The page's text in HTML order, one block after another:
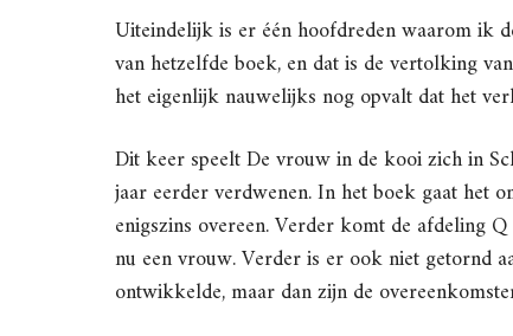
Uiteindelijk is er één hoofdreden waarom ik
van hetzelfde boek, en dat is de vertolking
het eigenlijk nauwelijks nog opvalt dat het
Dit keer speelt De vrouw in de kooi zich in
jaar eerder verdwenen. In het boek gaat het
enigszins overeen. Verder komt de afdeling
nu een vrouw. Verder is er ook niet getornd
ontwikkelde, maar dan zijn de